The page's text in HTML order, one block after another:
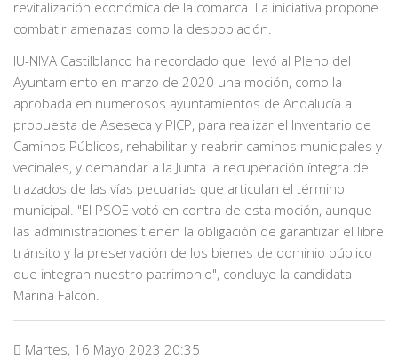
revitalización económica de la comarca. La iniciativa propone
combatir amenazas como la despoblación.
IU-NIVA Castilblanco ha recordado que llevó al Pleno del
Ayuntamiento en marzo de 2020 una moción, como la
aprobada en numerosos ayuntamientos de Andalucía a
propuesta de Aseseca y PICP, para realizar el Inventario de
Caminos Públicos, rehabilitar y reabrir caminos municipales y
vecinales, y demandar a la Junta la recuperación íntegra de
trazados de las vías pecuarias que articulan el término
municipal. "El PSOE votó en contra de esta moción, aunque
las administraciones tienen la obligación de garantizar el libre
tránsito y la preservación de los bienes de dominio público
que integran nuestro patrimonio", concluye la candidata
Marina Falcón.
Martes, 16 Mayo 2023 20:35